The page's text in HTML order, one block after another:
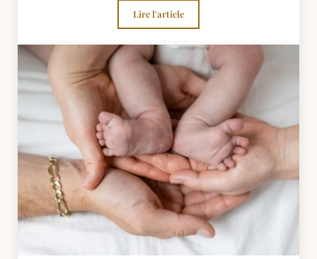
Lire l'articlePréparer votre séance photo